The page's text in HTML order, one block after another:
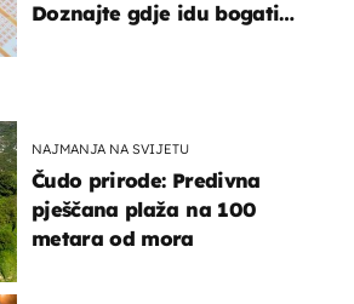
Doznajte gdje idu bogati
NAJMANJA NA SVIJETU
Čudo prirode: Predivna
pješčana plaža na 100
metara od mora